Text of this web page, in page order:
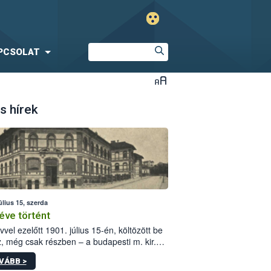
hírek
15, szerda
történt
ezelőtt 1901. július 15-én, költözött be
még csak részben – a budapesti m. kir.
állomás a Kis Rókus utca
alatti, Czigler Győző által tervezett új
>